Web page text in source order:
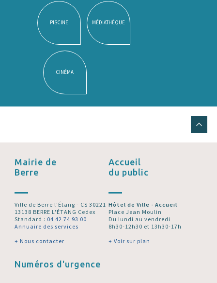
PISCINE MÉDIATHÈQUE
CINÉMA
Mairie de
Berre
Ville de Berre l’Étang - CS 30221
13138 BERRE L'ÉTANG Cedex
Standard : 04 42 74 93 00
Annuaire des services
+ Nous contacter
Accueil
du public
Hôtel de Ville - Accueil
Place Jean Moulin
Du lundi au vendredi
8h30-12h30 et 13h30-17h
+ Voir sur plan
Numéros d'urgence